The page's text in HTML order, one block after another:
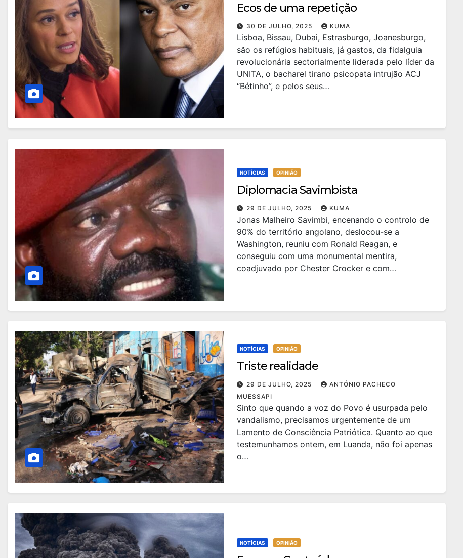
Ecos de uma repetição
30 DE JULHO, 2025 KUMA
Lisboa, Bissau, Dubai, Estrasburgo, Joanesburgo,
são os refúgios habituais, já gastos, da fidalguia
revolucionária sectorialmente liderada pelo líder da
UNITA, o bacharel tirano psicopata intrujão ACJ
“Bétinho”, e pelos seus…
NOTÍCIAS OPINIÃO
Diplomacia Savimbista
29 DE JULHO, 2025 KUMA
Jonas Malheiro Savimbi, encenando o controlo de
90% do território angolano, deslocou-se a
Washington, reuniu com Ronald Reagan, e
conseguiu com uma monumental mentira,
coadjuvado por Chester Crocker e com…
NOTÍCIAS OPINIÃO
Triste realidade
29 DE JULHO, 2025
ANTÓNIO PACHECO
MUESSAPI
Sinto que quando a voz do Povo é usurpada pelo
vandalismo, precisamos urgentemente de um
Lamento de Consciência Patriótica. Quanto ao que
testemunhamos ontem, em Luanda, não foi apenas
o…
NOTÍCIAS OPINIÃO